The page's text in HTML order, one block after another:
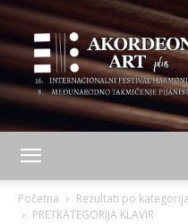
Početna
Rezultati po
PRETKATEGORIJA KLAVIR